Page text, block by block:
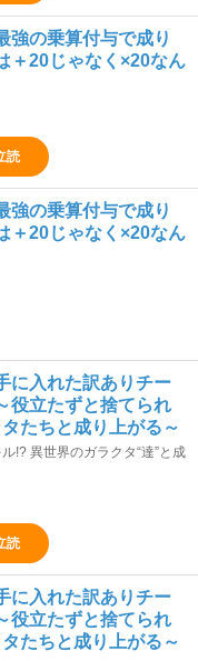
強の乗算付与で成り
＋20じゃなく×20なん
読
強の乗算付与で成り
＋20じゃなく×20なん
に入れた訳ありチー
役立たずと捨てられ
たちと成り上がる～
!? 異世界のガラクタ“達”と成
読
に入れた訳ありチー
役立たずと捨てられ
たちと成り上がる～